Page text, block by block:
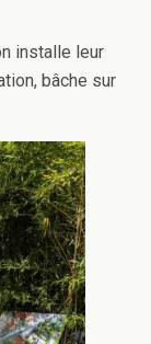
installe leur
bâche sur